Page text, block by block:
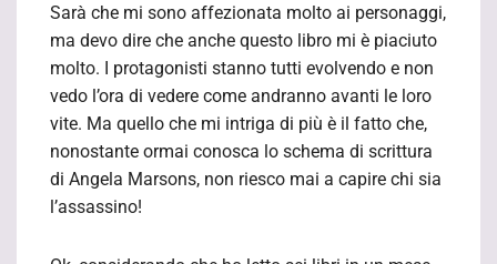
Sarà che mi sono affezionata molto ai personaggi,
ma devo dire che anche questo libro mi è piaciuto
molto. I protagonisti stanno tutti evolvendo e non
vedo l’ora di vedere come andranno avanti le loro
vite. Ma quello che mi intriga di più è il fatto che,
nonostante ormai conosca lo schema di scrittura
di Angela Marsons, non riesco mai a capire chi sia
l’assassino!